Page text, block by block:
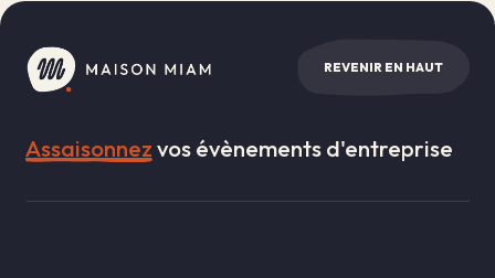
REVENIR EN HAUT
Assaisonnezvos évènements d'entreprise